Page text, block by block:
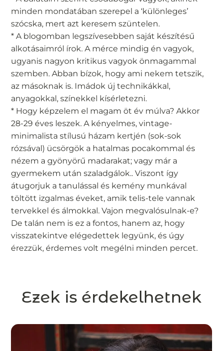
minden mondatában szerepel a ‘különleges’
szócska, mert azt keresem szüntelen.
* A blogomban legszívesebben saját készítésű
alkotásaimról írok. A mérce mindig én vagyok,
ugyanis nagyon kritikus vagyok önmagammal
szemben. Abban bízok, hogy ami nekem tetszik,
az másoknak is. Imádok új technikákkal,
anyagokkal, színekkel kísérletezni.
* Hogy képzelem el magam öt év múlva? Akkor
28-29 éves leszek. A kényelmes, vintage-
minimalista stílusú házam kertjén (sok-sok
rózsával) ücsörgök a hatalmas pocakommal és
nézem a gyönyörű madarakat; vagy már a
gyermekem után szaladgálok.. Viszont így
átugorjuk a tanulással és kemény munkával
töltött izgalmas éveket, amik telis-tele vannak
tervekkel és álmokkal. Vajon megvalósulnak-e?
De talán nem is ez a fontos, hanem az, hogy
visszatekintve elégedettek legyünk, és úgy
érezzük, érdemes volt megélni minden percet.
Ezek is érdekelhetnek